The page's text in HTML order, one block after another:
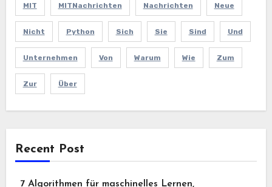
MIT MITNachrichten Nachrichten Neue
Nicht Python Sich Sie Sind Und
Unternehmen Von Warum Wie Zum
Zur Über
Recent Post
7 Algorithmen für maschinelles Lernen,